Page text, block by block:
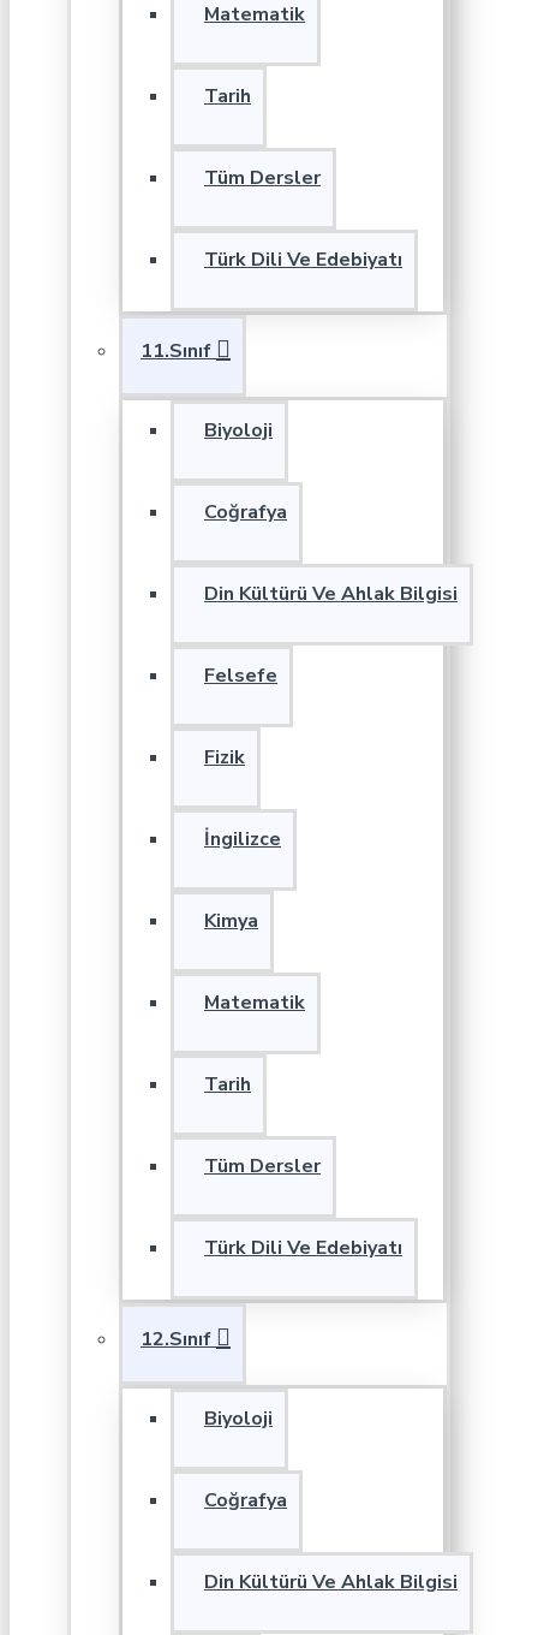
Matematik
Tarih
Tüm Dersler
Türk Dili Ve Edebiyatı
11.Sınıf
Biyoloji
Coğrafya
Din Kültürü Ve Ahlak Bilgisi
Felsefe
Fizik
İngilizce
Kimya
Matematik
Tarih
Tüm Dersler
Türk Dili Ve Edebiyatı
12.Sınıf
Biyoloji
Coğrafya
Din Kültürü Ve Ahlak Bilgisi